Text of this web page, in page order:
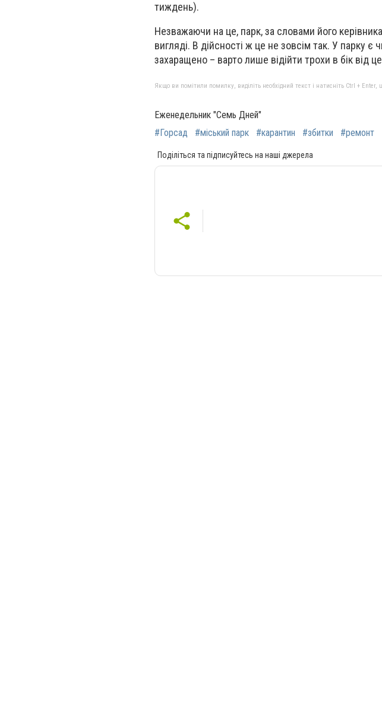
тиждень).
Незважаючи на це, парк, за словами його
вигляді. В дійсності ж це не зовсім так. У парку є
захаращено – варто лише відійти трохи в бік від
Якщо ви помітили помилку, виділіть необхідний текст і натисніть Ctrl +
Еженедельник "Семь Дней"
#Горсад
#міський парк #карантин #збитки #ремонт
Поділіться та підписуйтесь на наші джерела